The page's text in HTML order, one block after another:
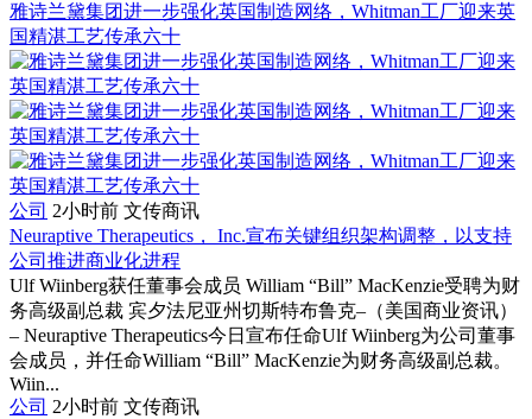
雅诗兰黛集团进一步强化英国制造网络，Whitman工厂迎来英
国精湛工艺传承六十
公司 2小时前 文传商讯
Neuraptive Therapeutics， Inc.宣布关键组织架构调整，以支持
公司推进商业化进程
Ulf Wiinberg获任董事会成员 William “Bill” MacKenzie受聘为财
务高级副总裁 宾夕法尼亚州切斯特布鲁克–（美国商业资讯）
– Neuraptive Therapeutics今日宣布任命Ulf Wiinberg为公司董事
会成员，并任命William “Bill” MacKenzie为财务高级副总裁。
Wiin...
公司 2小时前 文传商讯